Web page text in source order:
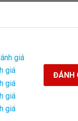
giá
giá
giá
giá
giá
ĐÁNH